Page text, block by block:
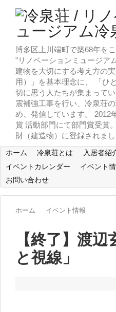
博多区上川端町で築68年を
”リノベーションミュージア
建物を大切にする考え方の
用）」を基本理念に、 「ひ
切に思う人たちが集まって
震補強工事を行い、冷泉荘
め、発信しています。 2012
賞 活動部門にて部門賞受賞
財（建造物）に登録されまし
ホーム 冷泉荘とは 入居者紹
イベントカレンダー
イベント
お問い合わせ
ホーム イベント情報
【終了】渡
と視線」